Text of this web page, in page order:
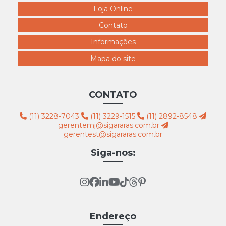
7611 gondola redonda Diam. 90 x A105cm 300x300
7612 balcão caixa L master F127 P.127 A.105 MK66
7613 balcão caixa L F95 P95 A105 MK44 300x300
7614 balcão caixa box F60 P37 A100 MK41 300x300
7616 balcão caixa II F90 P46 A110 MK39 300x300
7617 balcão caixa fechado F90 P37 A100 MK37
7621 balcão atendimento vitrine II F60 P36 A100
Loja Online
Contato
Informações
Mapa do site
CONTATO
(11) 3228-7043 (11) 3229-1515
(11) 2892-8548
gerentemj@sigararas.com.br
gerentest@sigararas.com.br
Siga-nos:
Endereço